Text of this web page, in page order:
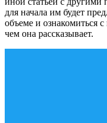
для начала им будет
объеме и ознакомиться
чем она рассказывает.